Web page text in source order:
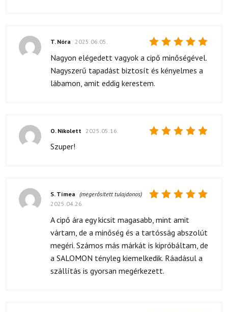
Értékelés:
5 / 5
T. Nóra 2025.06.05.
Nagyon elégedett vagyok a cipő minőségével.
Nagyszerű tapadást biztosít és kényelmes a
lábamon, amit eddig kerestem.
O. Nikolett 2025.05.16.
Szuper!
5/ 5
S. Tímea (megerősített tulajdonos)
2025.04.26.
A cipő ára egy kicsit magasabb, mint amit
vártam, de a minőség és a tartósság abszolút
megéri. Számos más márkát is kipróbáltam, de
a SALOMON tényleg kiemelkedik. Ráadásul a
szállítás is gyorsan megérkezett.